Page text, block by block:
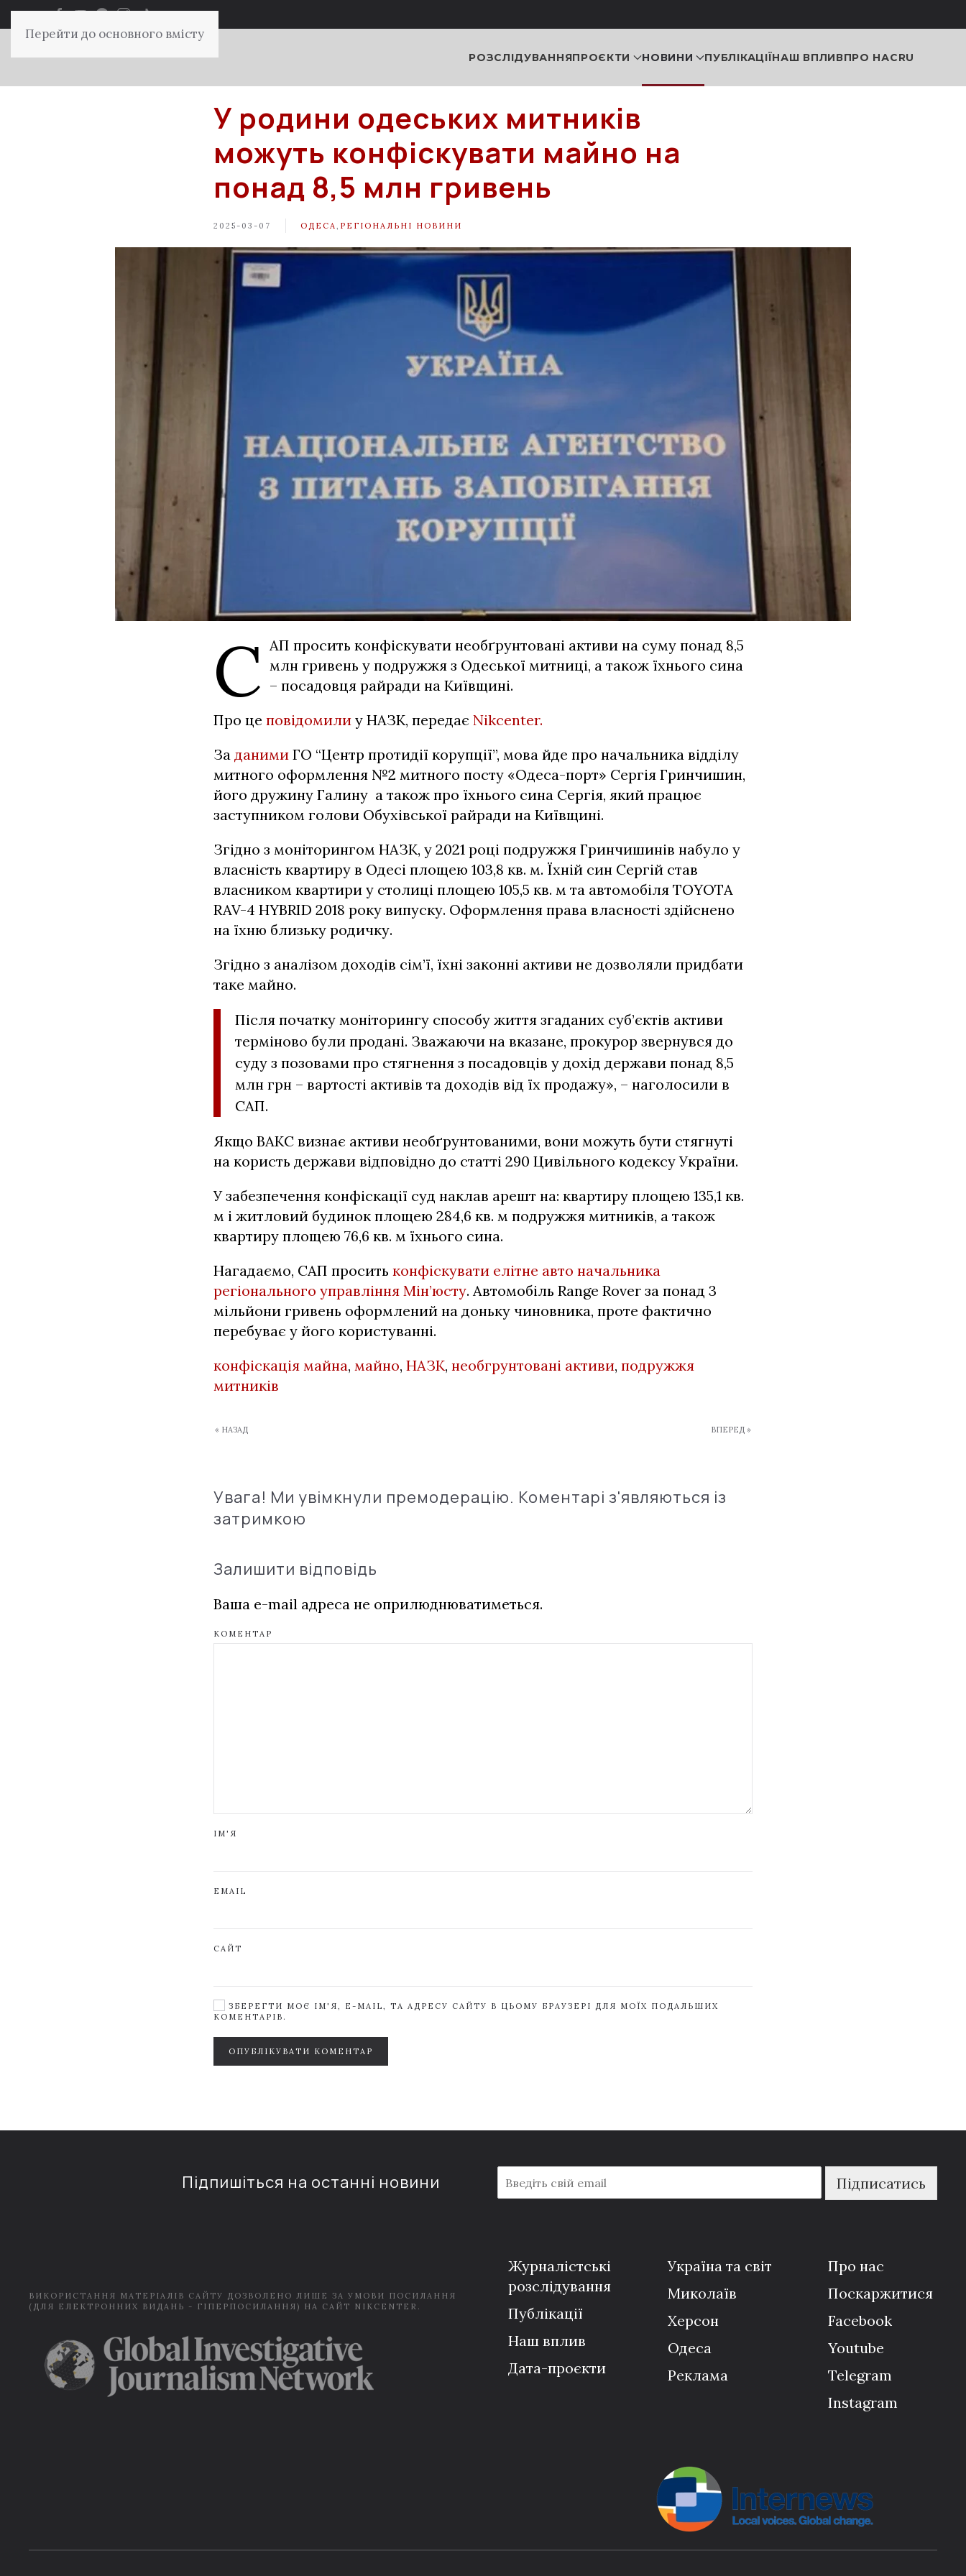
Перейти до основного вмісту
РОЗСЛІДУВАННЯПРОЄКТИ НОВИНИ ПУБЛІКАЦІЇНАШ ВПЛИВПРО НАСRU
У родини одеських митників
можуть конфіскувати майно на
понад 8,5 млн гривень
2025-03-07 ОДЕСА РЕГІОНАЛЬНІ НОВИНИ
С АП просить конфіскувати необґрунтовані активи на суму понад 8,5
млн гривень у подружжя з Одеської митниці, а також їхнього сина
– посадовця райради на Київщині.
Про це повідомили у НАЗК, передає Nikcenter.
За даними ГО “Центр протидії корупції”, мова йде про начальника відділу
митного оформлення №2 митного посту «Одеса-порт» Сергія Гринчишин,
його дружину Галину а також про їхнього сина Сергія, який працює
заступником голови Обухівської райради на Київщині.
Згідно з моніторингом НАЗК, у 2021 році подружжя Гринчишинів набуло у
власність квартиру в Одесі площею 103,8 кв. м. Їхній син Сергій став
власником квартири у столиці площею 105,5 кв. м та автомобіля TOYOTA
RAV-4 HYBRID 2018 року випуску. Оформлення права власності здійснено
на їхню близьку родичку.
Згідно з аналізом доходів сім’ї, їхні законні активи не дозволяли придбати
таке майно.
Після початку моніторингу способу життя згаданих суб’єктів активи
терміново були продані. Зважаючи на вказане, прокурор звернувся до
суду з позовами про стягнення з посадовців у дохід держави понад 8,5
млн грн – вартості активів та доходів від їх продажу», – наголосили в
САП.
Якщо ВАКС визнає активи необґрунтованими, вони можуть бути стягнуті
на користь держави відповідно до статті 290 Цивільного кодексу України.
У забезпечення конфіскації суд наклав арешт на: квартиру площею 135,1 кв.
м і житловий будинок площею 284,6 кв. м подружжя митників, а також
квартиру площею 76,6 кв. м їхнього сина.
Нагадаємо, САП просить конфіскувати елітне авто начальника
регіонального управління Мін’юсту. Автомобіль Range Rover за понад 3
мільйони гривень оформлений на доньку чиновника, проте фактично
перебуває у його користуванні.
конфіскація майна, майно, НАЗК, необгрунтовані активи, подружжя
митників
« НАЗАД ВПЕРЕД »
Увага! Ми увімкнули премодерацію. Коментарі з'являються із
затримкою
Залишити відповідь
Ваша e-mail адреса не оприлюднюватиметься.
КОМЕНТАР
ІМ'Я
EMAIL
САЙТ
ЗБЕРЕГТИ МОЄ ІМ'Я, E-MAIL, ТА АДРЕСУ САЙТУ В ЦЬОМУ БРАУЗЕРІ ДЛЯ МОЇХ ПОДАЛЬШИХ
КОМЕНТАРІВ.
ОПУБЛІКУВАТИ КОМЕНТАР
Підпишіться на останні новини
m
a
Підписатись
ВИКОРИСТАННЯ МАТЕРІАЛІВ САЙТУ ДОЗВОЛЕНО ЛИШЕ ЗА УМОВИ ПОСИЛАННЯ
(ДЛЯ ЕЛЕКТРОННИХ ВИДАНЬ - ГІПЕРПОСИЛАННЯ) НА САЙТ NIKCENTER.
Журналістські
розслідування
Публікації
Наш вплив
Дата-проєкти
Україна та світ
Миколаїв
Херсон
Одеса
Реклама
Про нас
Поскаржитися
Facebook
Youtube
Telegram
Instagram